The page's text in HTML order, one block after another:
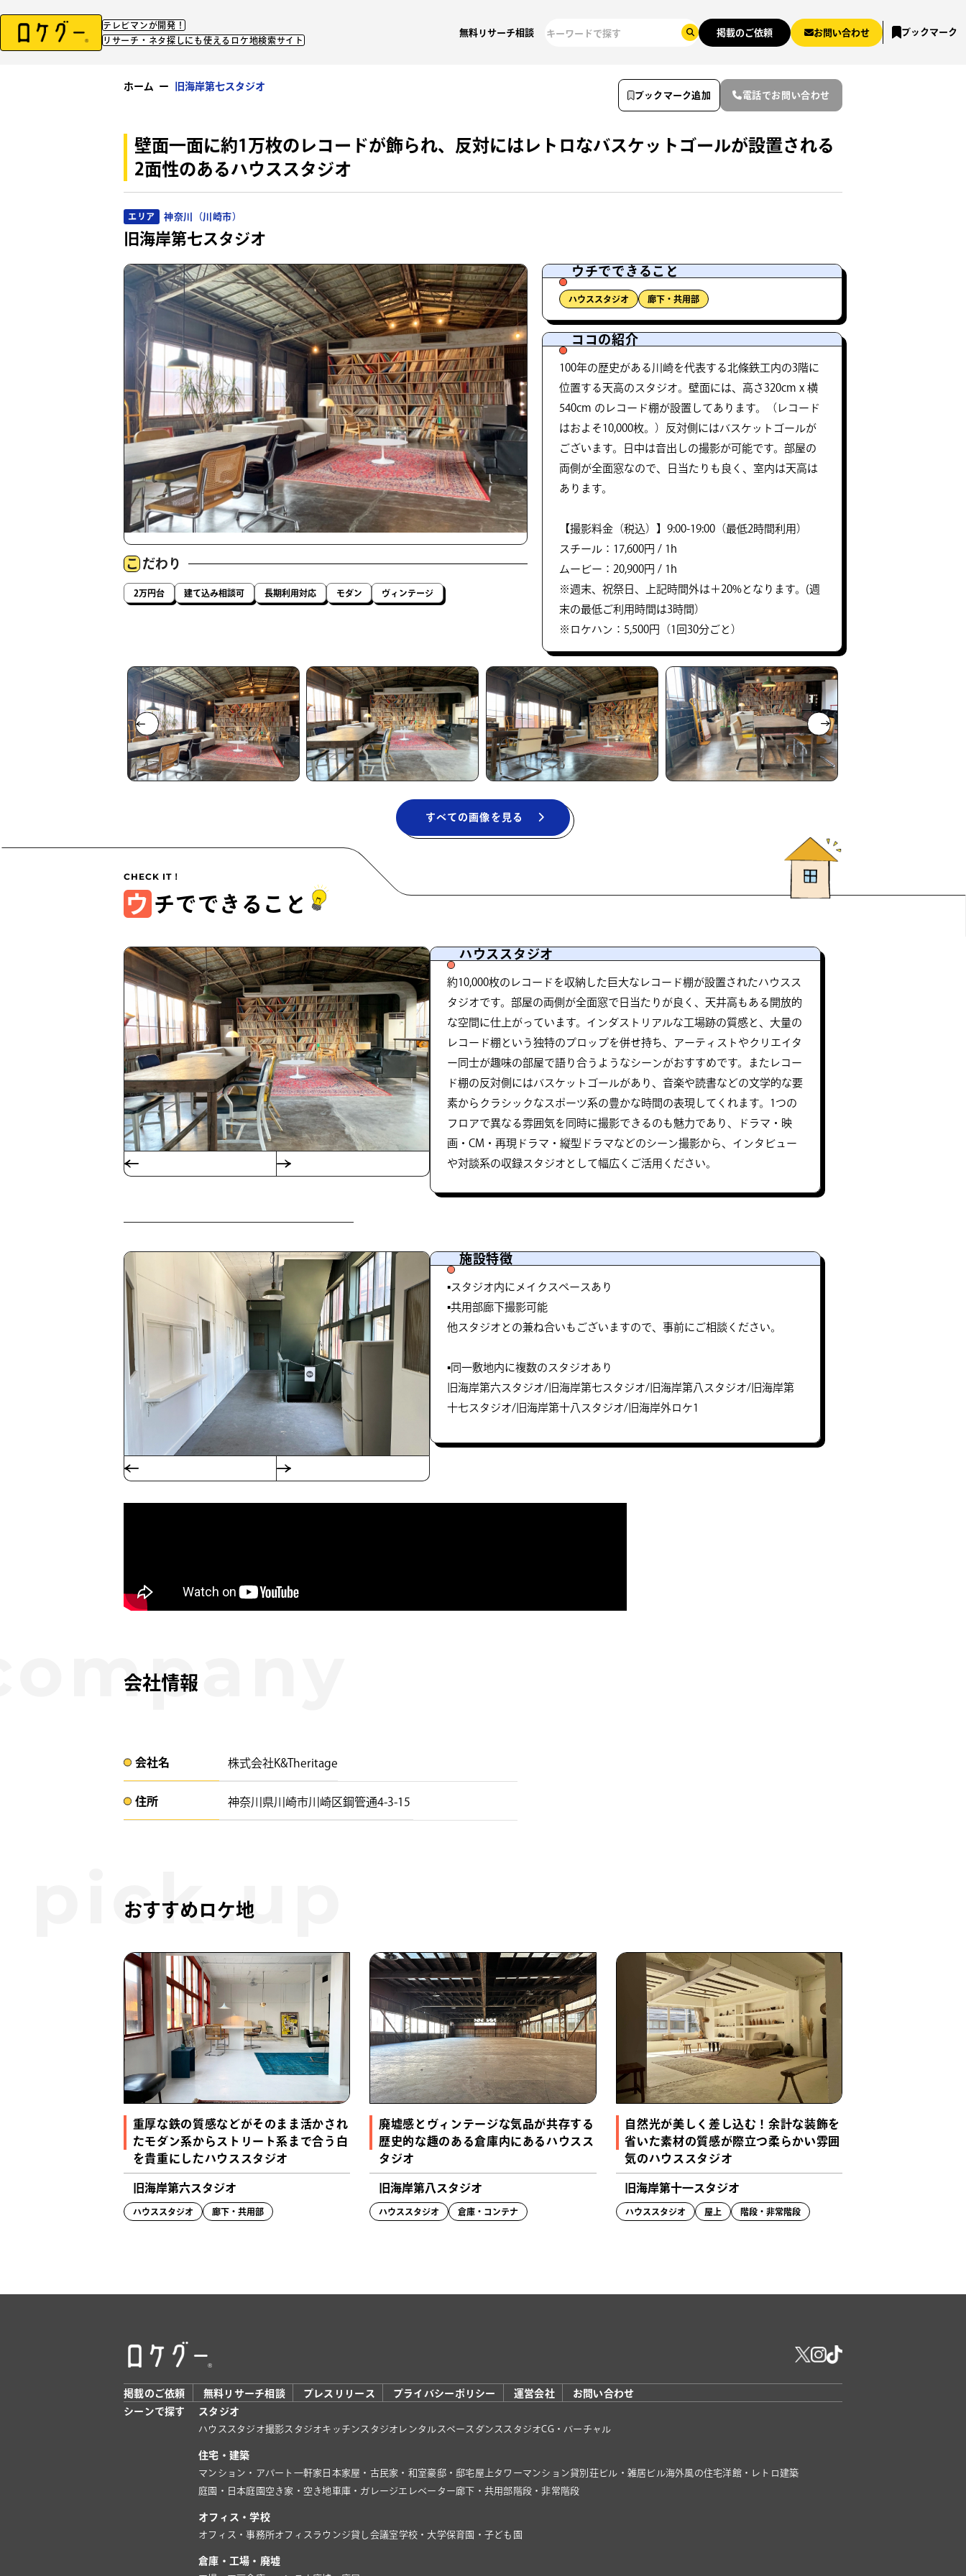
テレビマンが開発！
リサーチ・ネタ探しにも使えるロケ地検索サイト
無料リサーチ相談 掲載のご依頼 お問い合わせ ブックマーク
ホーム ー 旧海岸第七スタジオ
壁面一面に約1万枚のレコードが飾られ、反対にはレトロなバスケットゴールが設置される
2面性のあるハウススタジオ
エリア 神奈川（川崎市）
旧海岸第七スタジオ
こ だわり
2万円台 建て込み相談可 長期利用対応 モダン ヴィンテージ
ウチでできること
ハウススタジオ 廊下・共用部
ココの紹介
100年の歴史がある川崎を代表する北條鉄工内の3階に
位置する天高のスタジオ。壁面には、高さ320cm x 横
540cm のレコード棚が設置してあります。（レコード
はおよそ10,000枚。）反対側にはバスケットゴールが
ございます。日中は音出しの撮影が可能です。部屋の
両側が全面窓なので、日当たりも良く、室内は天高は
あります。
【撮影料金（税込）】9:00-19:00（最低2時間利用）
スチール：17,600円 / 1h
ムービー：20,900円 / 1h
※週末、祝祭日、上記時間外は＋20%となります。(週
末の最低ご利用時間は3時間）
※ロケハン：5,500円（1回30分ごと）
すべての画像を見る
ウ チでできること
ハウススタジオ
約10,000枚のレコードを収納した巨大なレコード棚が設置されたハウスス
タジオです。部屋の両側が全面窓で日当たりが良く、天井高もある開放的
な空間に仕上がっています。インダストリアルな工場跡の質感と、大量の
レコード棚という独特のプロップを併せ持ち、アーティストやクリエイタ
ー同士が趣味の部屋で語り合うようなシーンがおすすめです。またレコー
ド棚の反対側にはバスケットゴールがあり、音楽や読書などの文学的な要
素からクラシックなスポーツ系の豊かな時間の表現してくれます。1つの
フロアで異なる雰囲気を同時に撮影できるのも魅力であり、ドラマ・映
画・CM・再現ドラマ・縦型ドラマなどのシーン撮影から、インタビュー
や対談系の収録スタジオとして幅広くご活用ください。
施設特徴
▪️スタジオ内にメイクスペースあり
▪️共用部廊下撮影可能
他スタジオとの兼ね合いもございますので、事前にご相談ください。
▪️同一敷地内に複数のスタジオあり
旧海岸第六スタジオ/旧海岸第七スタジオ/旧海岸第八スタジオ/旧海岸第
十七スタジオ/旧海岸第十八スタジオ/旧海岸外ロケ1
会社情報
会社名​ 株式会社K&Theritage
住所​​ 神奈川県川崎市川崎区鋼管通4-3-15 ​
おすすめロケ地
重厚な鉄の質感などがそのまま活かされ
たモダン系からストリート系まで合う白
を貴重にしたハウススタジオ
旧海岸第六スタジオ
ハウススタジオ 廊下・共用部
廃墟感とヴィンテージな気品が共存する
歴史的な趣のある倉庫内にあるハウスス
タジオ
旧海岸第八スタジオ
ハウススタジオ 倉庫・コンテナ
自然光が美しく差し込む！余計な装飾を
省いた素材の質感が際立つ柔らかい雰囲
気のハウススタジオ
旧海岸第十一スタジオ
ハウススタジオ 屋上 階段・非常階段
ブックマーク追加 電話でお問い合わせ
掲載のご依頼 無料リサーチ相談 プレスリリース プライバシーポリシー 運営会社
お問い合わせ
シーンで探す
スタジオ
ハウススタジオ撮影スタジオキッチンスタジオ レンタルスペース ダンススタジオCG・バーチャル
住宅・建築
マンション・アパート 一軒家 日本家屋・古民家・和室豪邸・邸宅屋上タワーマンション貸別荘ビル・雑居ビル海外風の住宅洋館・レトロ建築
庭園・日本庭園 空き家・空き地 車庫・ガレージ エレベーター廊下・共用部階段・非常階段
オフィス・学校
オフィス・事務所オフィスラウンジ貸し会議室学校・大学保育園・子ども園
倉庫・工場・廃墟